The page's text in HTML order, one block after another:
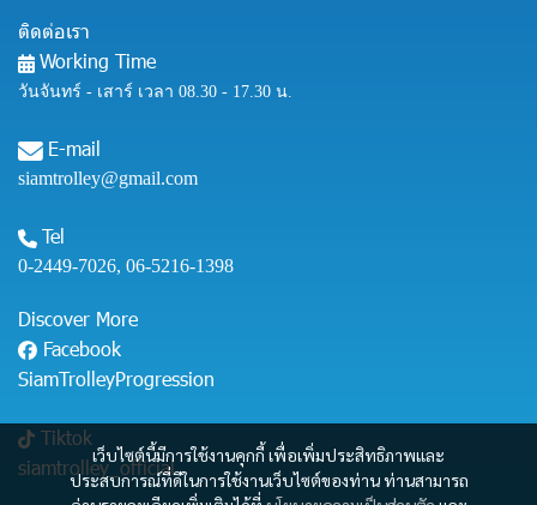
เว็บไซต์นี้มีการใช้งานคุกกี้ เพื่อเพิ่มประสิทธิภาพและ
ประสบการณ์ที่ดีในการใช้งานเว็บไซต์ของท่าน ท่านสามารถ
ติดต่อเรา
Working Time
วันจันทร์ - เสาร์ เวลา 08.30 - 17.30 น.
E-mail
siamtrolley@gmail.com
Tel
0-2449-7026, 06-5216-1398
Discover More
Facebook
SiamTrolleyProgression
Tiktok
siamtrolley_official